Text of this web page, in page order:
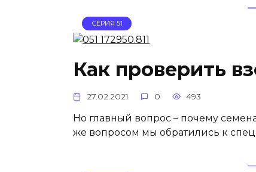
СЕРИЯ 51
Как проверить
27.02.2021 0 493
Но главный вопрос – почему семена
же вопросом мы обратились к